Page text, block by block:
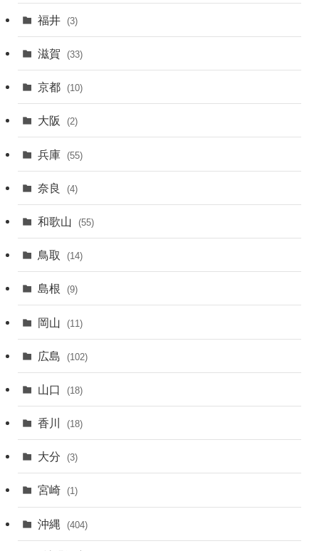
福井 (3)
滋賀 (33)
京都 (10)
大阪 (2)
兵庫 (55)
奈良 (4)
和歌山 (55)
鳥取 (14)
島根 (9)
岡山 (11)
広島 (102)
山口 (18)
香川 (18)
大分 (3)
宮崎 (1)
沖縄 (404)